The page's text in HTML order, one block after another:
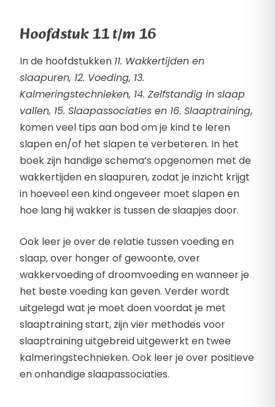
Hoofdstuk 11 t/m 16
In de hoofdstukken 11. Wakkertijden en
slaapuren, 12. Voeding, 13.
Kalmeringstechnieken, 14. Zelfstandig in slaap
vallen, 15. Slaapassociaties en 16. Slaaptraining,
komen veel tips aan bod om je kind te leren
slapen en/of het slapen te verbeteren. In het
boek zijn handige schema’s opgenomen met de
wakkertijden en slaapuren, zodat je inzicht krijgt
in hoeveel een kind ongeveer moet slapen en
hoe lang hij wakker is tussen de slaapjes door.
Ook leer je over de relatie tussen voeding en
slaap, over honger of gewoonte, over
wakkervoeding of droomvoeding en wanneer je
het beste voeding kan geven. Verder wordt
uitgelegd wat je moet doen voordat je met
slaaptraining start, zijn vier methodes voor
slaaptraining uitgebreid uitgewerkt en twee
kalmeringstechnieken. Ook leer je over positieve
en onhandige slaapassociaties.